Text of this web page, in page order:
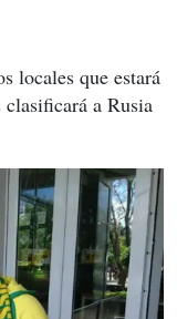
locales que estará
a Rusia